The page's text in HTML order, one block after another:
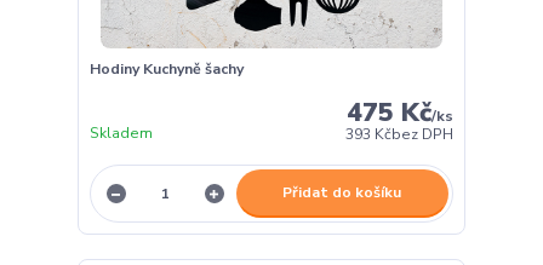
Hodiny Kuchyně šachy
475 Kč/ks
393 Kčbez DPH
Skladem
Přidat do košíku